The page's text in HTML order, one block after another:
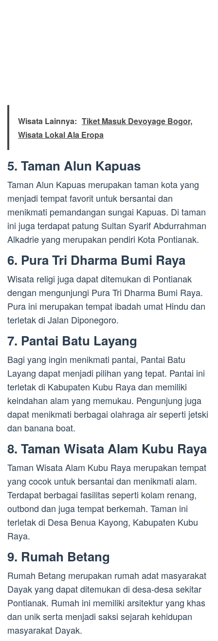
Wisata Lainnya: Tiket Masuk Devoyage Bogor,
Wisata Lokal Ala Eropa
5. Taman Alun Kapuas
Taman Alun Kapuas merupakan taman kota yang
menjadi tempat favorit untuk bersantai dan
menikmati pemandangan sungai Kapuas. Di taman
ini juga terdapat patung Sultan Syarif Abdurrahman
Alkadrie yang merupakan pendiri Kota Pontianak.
6. Pura Tri Dharma Bumi Raya
Wisata religi juga dapat ditemukan di Pontianak
dengan mengunjungi Pura Tri Dharma Bumi Raya.
Pura ini merupakan tempat ibadah umat Hindu dan
terletak di Jalan Diponegoro.
7. Pantai Batu Layang
Bagi yang ingin menikmati pantai, Pantai Batu
Layang dapat menjadi pilihan yang tepat. Pantai ini
terletak di Kabupaten Kubu Raya dan memiliki
keindahan alam yang memukau. Pengunjung juga
dapat menikmati berbagai olahraga air seperti jetski
dan banana boat.
8. Taman Wisata Alam Kubu Raya
Taman Wisata Alam Kubu Raya merupakan tempat
yang cocok untuk bersantai dan menikmati alam.
Terdapat berbagai fasilitas seperti kolam renang,
outbond dan juga tempat berkemah. Taman ini
terletak di Desa Benua Kayong, Kabupaten Kubu
Raya.
9. Rumah Betang
Rumah Betang merupakan rumah adat masyarakat
Dayak yang dapat ditemukan di desa-desa sekitar
Pontianak. Rumah ini memiliki arsitektur yang khas
dan unik serta menjadi saksi sejarah kehidupan
masyarakat Dayak.